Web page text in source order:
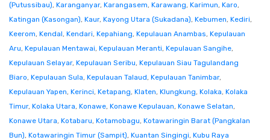
(Putussibau), Karanganyar, Karangasem, Karawang, Karimun, Karo,
Katingan (Kasongan), Kaur, Kayong Utara (Sukadana), Kebumen, Kediri,
Keerom, Kendal, Kendari, Kepahiang, Kepulauan Anambas, Kepulauan
Aru, Kepulauan Mentawai, Kepulauan Meranti, Kepulauan Sangihe,
Kepulauan Selayar, Kepulauan Seribu, Kepulauan Siau Tagulandang
Biaro, Kepulauan Sula, Kepulauan Talaud, Kepulauan Tanimbar,
Kepulauan Yapen, Kerinci, Ketapang, Klaten, Klungkung, Kolaka, Kolaka
Timur, Kolaka Utara, Konawe, Konawe Kepulauan, Konawe Selatan,
Konawe Utara, Kotabaru, Kotamobagu, Kotawaringin Barat (Pangkalan
Bun), Kotawaringin Timur (Sampit), Kuantan Singingi, Kubu Raya